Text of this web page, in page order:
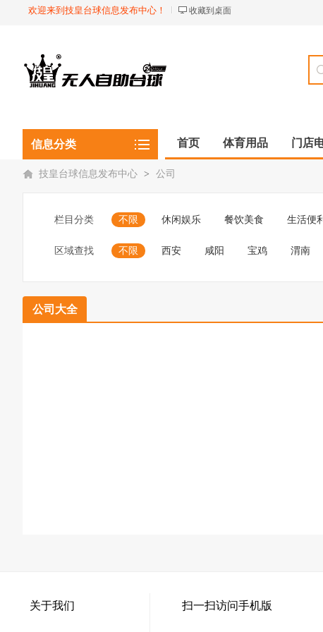
欢迎来到技皇台球信息发布中心！ 收藏到桌面
信息分类 首页 体育用品 门店
技皇台球信息发布中心 > 公司
栏目分类 不限 休闲娱乐 餐饮美食 生活便利
区域查找 不限 西安 咸阳 宝鸡 渭南
公司大全
关于我们 扫一扫访问手机版